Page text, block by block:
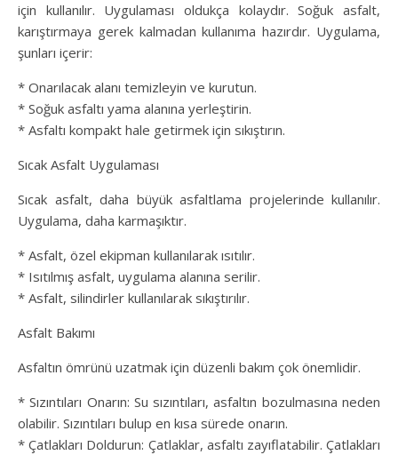
için kullanılır. Uygulaması oldukça kolaydır. Soğuk asfalt,
karıştırmaya gerek kalmadan kullanıma hazırdır. Uygulama,
şunları içerir:
* Onarılacak alanı temizleyin ve kurutun.
* Soğuk asfaltı yama alanına yerleştirin.
* Asfaltı kompakt hale getirmek için sıkıştırın.
Sıcak Asfalt Uygulaması
Sıcak asfalt, daha büyük asfaltlama projelerinde kullanılır.
Uygulama, daha karmaşıktır.
* Asfalt, özel ekipman kullanılarak ısıtılır.
* Isıtılmış asfalt, uygulama alanına serilir.
* Asfalt, silindirler kullanılarak sıkıştırılır.
Asfalt Bakımı
Asfaltın ömrünü uzatmak için düzenli bakım çok önemlidir.
* Sızıntıları Onarın: Su sızıntıları, asfaltın bozulmasına neden
olabilir. Sızıntıları bulup en kısa sürede onarın.
* Çatlakları Doldurun: Çatlaklar, asfaltı zayıflatabilir. Çatlakları